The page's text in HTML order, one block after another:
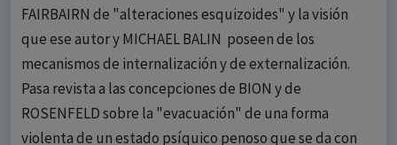
FAIRBAIRN de "alteraciones esquizoides" y la visión
que ese autor y MICHAEL BALIN poseen de los
mecanismos de internalización y de externalización.
Pasa revista a las concepciones de BION y de
ROSENFELD sobre la "evacuación" de una forma
violenta de un estado psíquico penoso que se da con